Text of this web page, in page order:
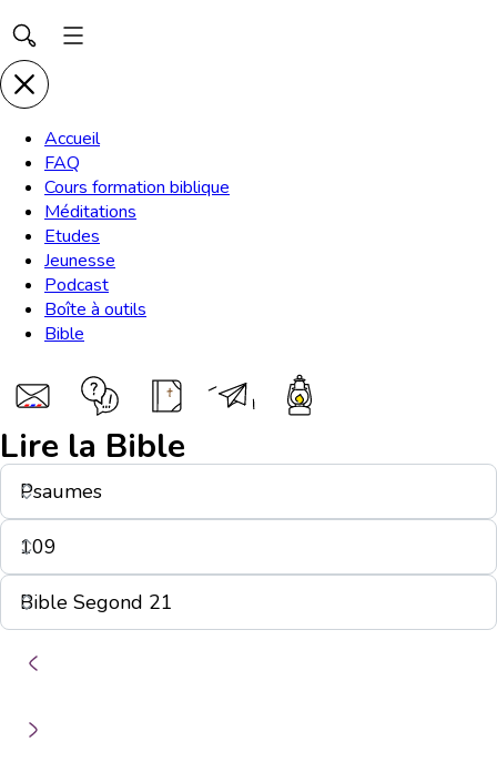
Accueil
FAQ
Cours formation biblique
Méditations
Etudes
Jeunesse
Podcast
Boîte à outils
Bible
Lire la Bible